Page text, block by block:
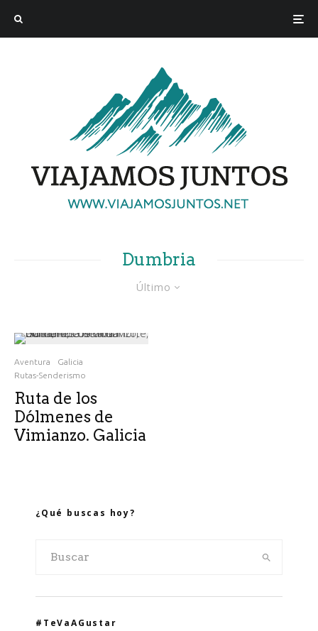
Dumbria
Último
Aventura
Galicia
Rutas-Senderismo
Ruta de los
Dólmenes de
Vimianzo. Galicia
¿Qué buscas hoy?
#TeVaAGustar